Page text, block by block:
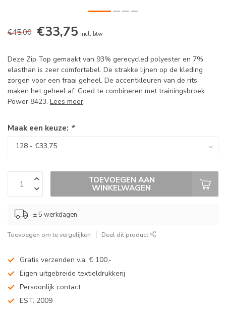
€45,00 €33,75 Incl. btw
Deze Zip Top gemaakt van 93% gerecycled polyester en 7%
elasthan is zeer comfortabel. De strakke lijnen op de kleding
zorgen voor een fraai geheel. De accentkleuren van de rits
maken het geheel af. Goed te combineren met trainingsbroek
Power 8423. Lees meer.
Maak een keuze: *
TOEVOEGEN AAN
WINKELWAGEN
± 5 werkdagen
Toevoegen om te vergelijken Deel dit product
Gratis verzenden v.a. € 100,-
Eigen uitgebreide textieldrukkerij
Persoonlijk contact
EST. 2009